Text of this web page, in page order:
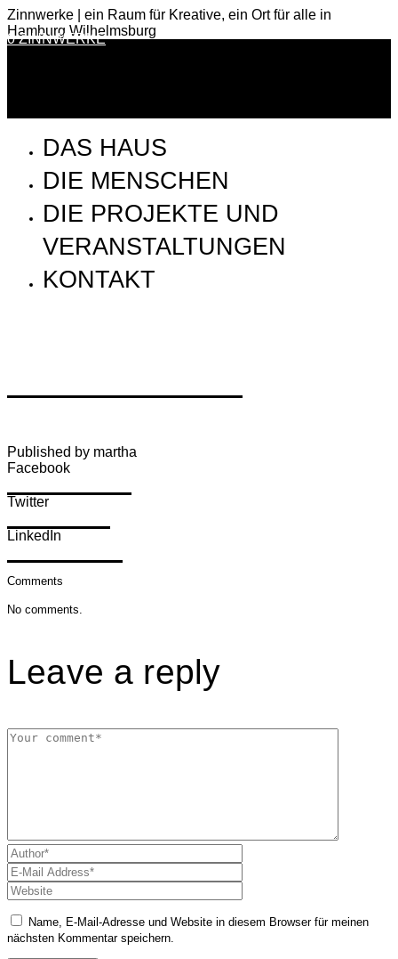
Zinnwerke | ein Raum für Kreative, ein Ort für alle in
Hamburg Wilhelmsburg
0 ZINNWERKE
DAS HAUS
DIE MENSCHEN
DIE PROJEKTE UND
VERANSTALTUNGEN
KONTAKT
Published by martha
Facebook
Twitter
LinkedIn
Comments
No comments.
Leave a reply
Name, E-Mail-Adresse und Website in diesem Browser für meinen
nächsten Kommentar speichern.